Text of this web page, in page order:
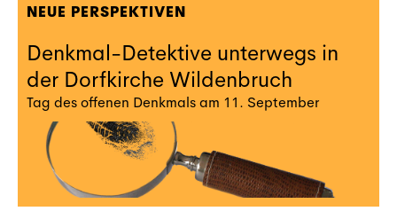
NEUE PERSPEKTIVEN
Denkmal-Detektive unterwegs in
der Dorfkirche Wildenbruch
Tag des offenen Denkmals am 11. September